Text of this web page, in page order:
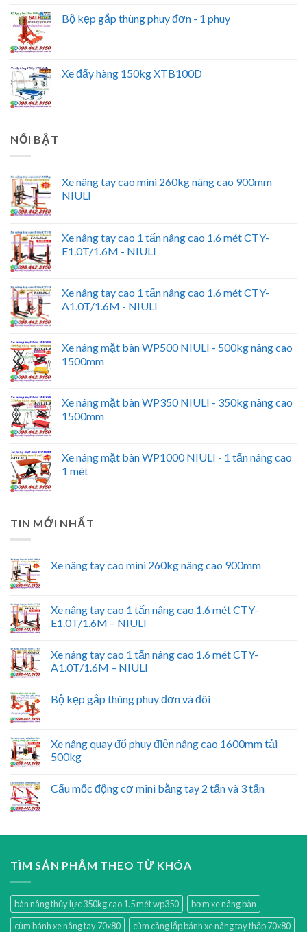
Bộ kẹp gắp thùng phuy đơn - 1 phuy
Xe đẩy hàng 150kg XTB100D
NỔI BẬT
Xe nâng tay cao mini 260kg nâng cao 900mm
NIULI
Xe nâng tay cao 1 tấn nâng cao 1.6 mét CTY-
E1.0T/1.6M - NIULI
Xe nâng tay cao 1 tấn nâng cao 1.6 mét CTY-
A1.0T/1.6M - NIULI
Xe nâng mặt bàn WP500 NIULI - 500kg nâng cao
1500mm
Xe nâng mặt bàn WP350 NIULI - 350kg nâng cao
1500mm
Xe nâng mặt bàn WP1000 NIULI - 1 tấn nâng cao
1 mét
TIN MỚI NHẤT
Xe nâng tay cao mini 260kg nâng cao 900mm
Xe nâng tay cao 1 tấn nâng cao 1.6 mét CTY-
E1.0T/1.6M – NIULI
Xe nâng tay cao 1 tấn nâng cao 1.6 mét CTY-
A1.0T/1.6M – NIULI
Bộ kẹp gắp thùng phuy đơn và đôi
Xe nâng quay đổ phuy điện nâng cao 1600mm tải
500kg
Cẩu mốc động cơ mini bằng tay 2 tấn và 3 tấn
TÌM SẢN PHẨM THEO TỪ KHÓA
bàn nâng thủy lực 350kg cao 1.5 mét wp350
bơm xe nâng bàn
cùm bánh xe nâng tay 70x80
cùm càng lắp bánh xe nâng tay thấp 70x80